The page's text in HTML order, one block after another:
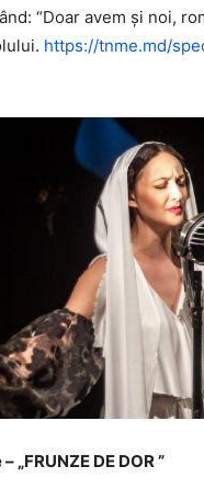
“Doar avem şi noi,
https://tnme.md/
„FRUNZE DE DOR ”